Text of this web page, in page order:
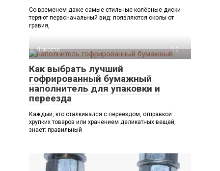
Со временем даже самые стильные колёсные диски
теряют первоначальный вид: появляются сколы от
гравия,
Новости 0
Как выбрать лучший
гофрированный бумажный
наполнитель для упаковки и
переезда
Каждый, кто сталкивался с переездом, отправкой
хрупких товаров или хранением деликатных вещей,
знает: правильный